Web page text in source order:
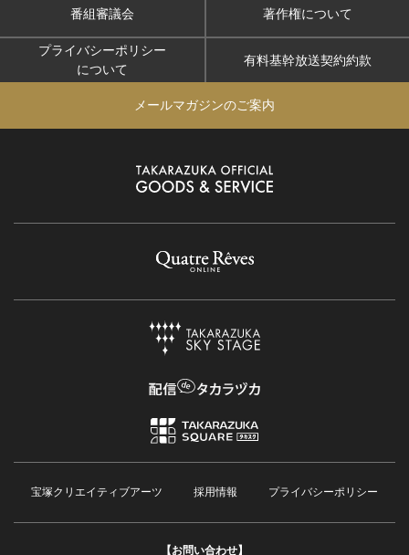
番組審議会 著作権について
プライバシーポリシー
について
有料基幹放送契約約款
メールマガジンのご案内
宝塚クリエイティブアーツ 採用情報 プライバシーポリシー
【お問い合わせ】